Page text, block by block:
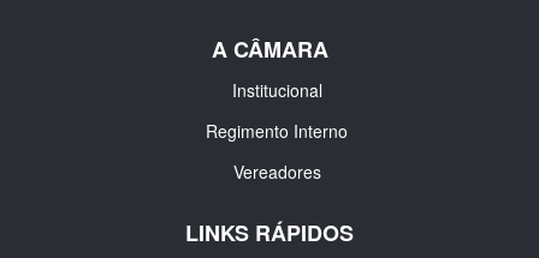
A CÂMARA
Institucional
Regimento Interno
Vereadores
LINKS RÁPIDOS